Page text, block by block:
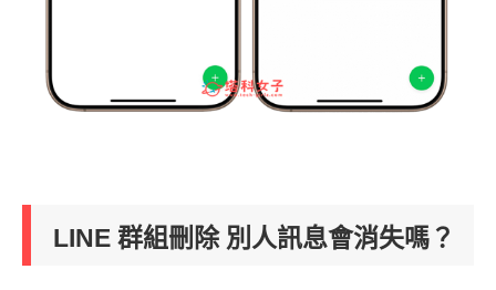
LINE 群組刪除 別人訊息會消失嗎？